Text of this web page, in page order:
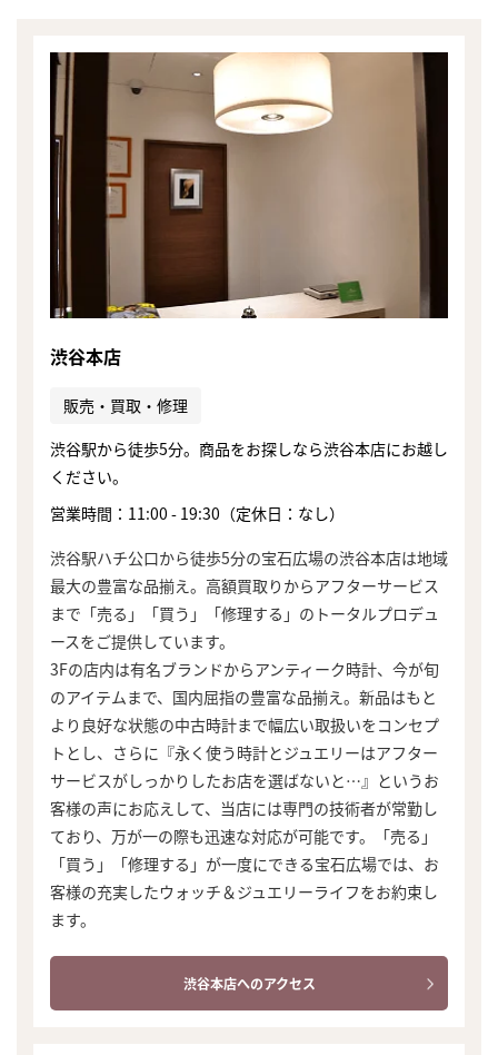
渋谷本店
販売・買取・修理
渋谷駅から徒歩5分。商品をお探しなら渋谷本店にお越し
ください。
営業時間：11:00 - 19:30（定休日：なし）
渋谷駅ハチ公口から徒歩5分の宝石広場の渋谷本店は地域
最大の豊富な品揃え。高額買取りからアフターサービス
まで「売る」「買う」「修理する」のトータルプロデュ
ースをご提供しています。
3Fの店内は有名ブランドからアンティーク時計、今が旬
のアイテムまで、国内屈指の豊富な品揃え。新品はもと
より良好な状態の中古時計まで幅広い取扱いをコンセプ
トとし、さらに『永く使う時計とジュエリーはアフター
サービスがしっかりしたお店を選ばないと…』というお
客様の声にお応えして、当店には専門の技術者が常勤し
ており、万が一の際も迅速な対応が可能です。「売る」
「買う」「修理する」が一度にできる宝石広場では、お
客様の充実したウォッチ＆ジュエリーライフをお約束し
ます。
渋谷本店へのアクセス